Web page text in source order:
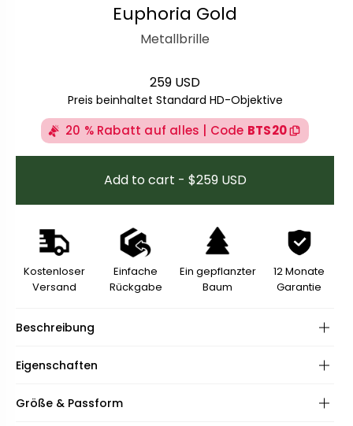
Euphoria Gold
Metallbrille
Regulärer Preis
259 USD
Preis beinhaltet Standard HD-Objektive
20 % Rabatt auf alles | Code BTS20
Add to cart - $259 USD
Kostenloser
Versand
Einfache
Rückgabe
Ein gepflanzter
Baum
12 Monate
Garantie
Beschreibung
Eigenschaften
Rahmen:
Größe & Passform